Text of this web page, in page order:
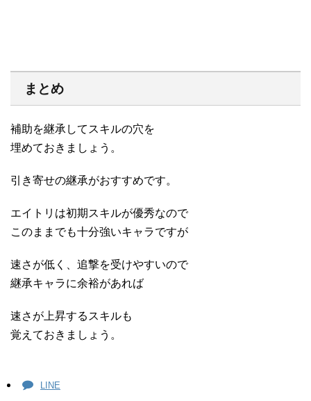
まとめ
補助を継承してスキルの穴を
埋めておきましょう。
引き寄せの継承がおすすめです。
エイトリは初期スキルが優秀なので
このままでも十分強いキャラですが
速さが低く、追撃を受けやすいので
継承キャラに余裕があれば
速さが上昇するスキルも
覚えておきましょう。
LINE